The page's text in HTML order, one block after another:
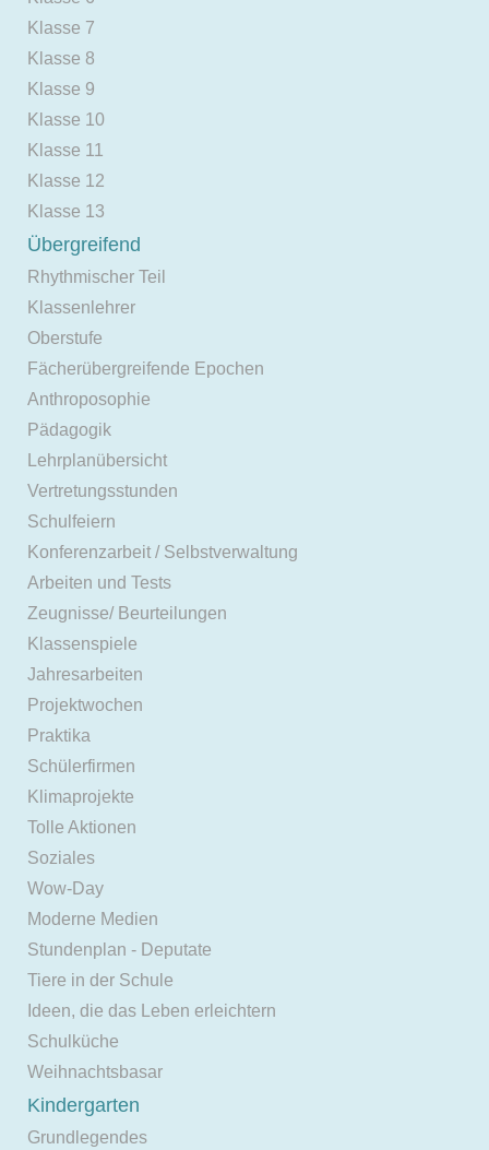
Klasse 7
Klasse 8
Klasse 9
Klasse 10
Klasse 11
Klasse 12
Klasse 13
Übergreifend
Rhythmischer Teil
Klassenlehrer
Oberstufe
Fächerübergreifende Epochen
Anthroposophie
Pädagogik
Lehrplanübersicht
Vertretungsstunden
Schulfeiern
Konferenzarbeit / Selbstverwaltung
Arbeiten und Tests
Zeugnisse/ Beurteilungen
Klassenspiele
Jahresarbeiten
Projektwochen
Praktika
Schülerfirmen
Klimaprojekte
Tolle Aktionen
Soziales
Wow-Day
Moderne Medien
Stundenplan - Deputate
Tiere in der Schule
Ideen, die das Leben erleichtern
Schulküche
Weihnachtsbasar
Kindergarten
Grundlegendes